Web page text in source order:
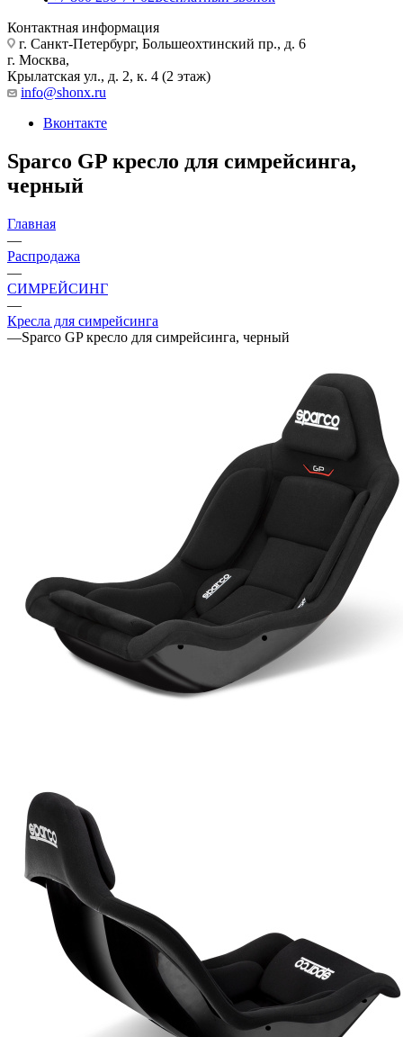
Контактная информация
г. Санкт-Петербург, Большеохтинский пр., д. 6
г. Москва,
Крылатская ул., д. 2, к. 4 (2 этаж)
info@shonx.ru
Вконтакте
Sparco GP кресло для симрейсинга,
черный
Главная
—
Распродажа
—
СИМРЕЙСИНГ
—
Кресла для симрейсинга
—Sparco GP кресло для симрейсинга, черный